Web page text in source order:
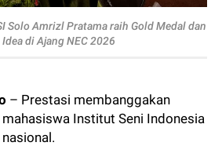
Solo Amrizl Pratama raih Gold Medal dan
di Ajang NEC 2026
– Prestasi membanggakan
Institut Seni Indonesia